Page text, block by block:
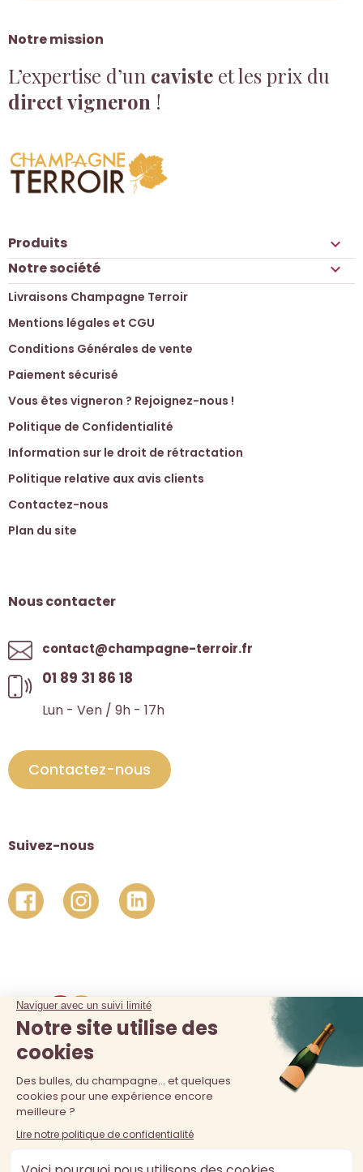
Notre mission
L’expertise d’un caviste et les prix du
direct vigneron !
Produits 
Notre société 
Livraisons Champagne Terroir
Mentions légales et CGU
Conditions Générales de vente
Paiement sécurisé
Vous êtes vigneron ? Rejoignez-nous !
Politique de Confidentialité
Information sur le droit de rétractation
Politique relative aux avis clients
Contactez-nous
Plan du site
Nous contacter
contact@champagne-terroir.fr
01 89 31 86 18
Lun - Ven / 9h - 17h
Contactez-nous
Suivez-nous
La vente d'alcool est interdite au moins de 18 ans. L'abus
d'alcool est dangereux pour la santé, à consommer avec
modération.